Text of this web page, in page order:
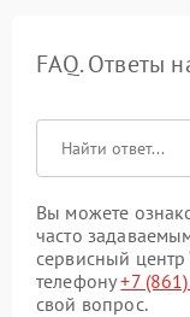
FAQ. Ответы
Вы можете
часто
сервисный центр
телефону+7
свой вопрос.